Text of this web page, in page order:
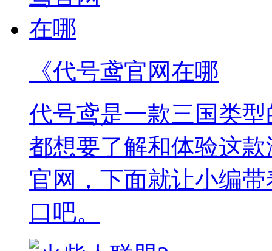
《代号鸢官网在哪
代号鸢是一款三国类
都想要了解和体验这
官网，下面就让小编
口吧。